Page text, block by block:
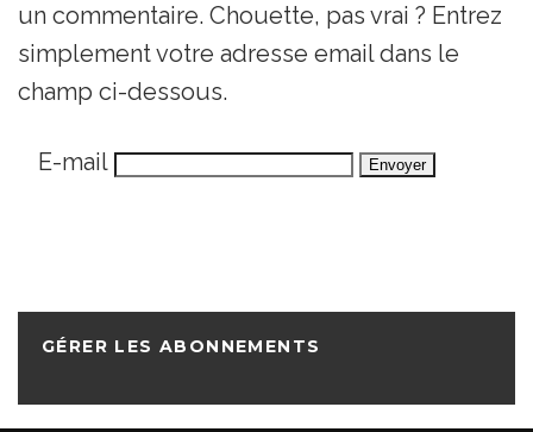
un commentaire. Chouette, pas vrai ? Entrez
simplement votre adresse email dans le
champ ci-dessous.
E-mail
GÉRER LES ABONNEMENTS